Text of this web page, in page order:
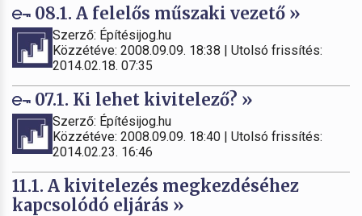
08.1. A felelős műszaki vezető »
Szerző: Építésijog.hu
Közzétéve: 2008.09.09. 18:38 | Utolsó frissítés:
2014.02.18. 07:35
07.1. Ki lehet kivitelező? »
Szerző: Építésijog.hu
Közzétéve: 2008.09.09. 18:40 | Utolsó frissítés:
2014.02.23. 16:46
11.1. A kivitelezés megkezdéséhez
kapcsolódó eljárás »